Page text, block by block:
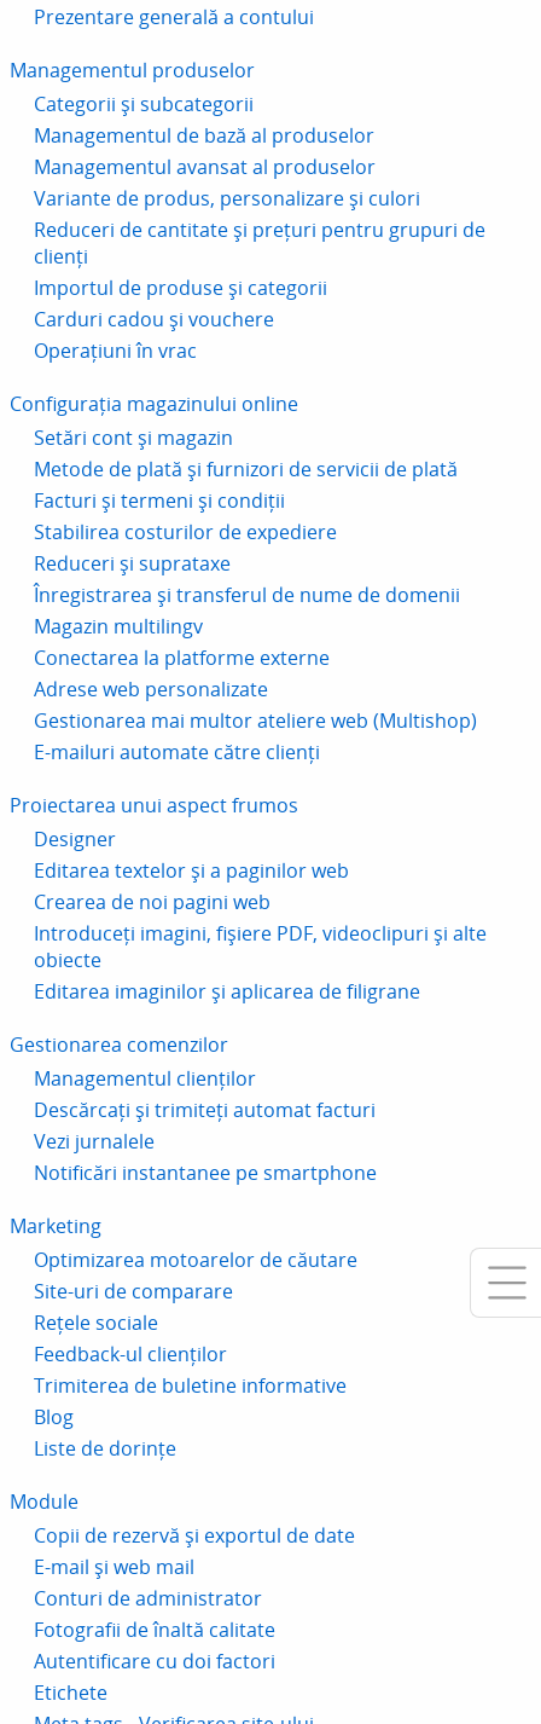
Prezentare generală a contului
Managementul produselor
Categorii și subcategorii
Managementul de bază al produselor
Managementul avansat al produselor
Variante de produs, personalizare și culori
Reduceri de cantitate și prețuri pentru grupuri de
clienți
Importul de produse și categorii
Carduri cadou și vouchere
Operațiuni în vrac
Configurația magazinului online
Setări cont și magazin
Metode de plată și furnizori de servicii de plată
Facturi și termeni și condiții
Stabilirea costurilor de expediere
Reduceri și suprataxe
Înregistrarea și transferul de nume de domenii
Magazin multilingv
Conectarea la platforme externe
Adrese web personalizate
Gestionarea mai multor ateliere web (Multishop)
E-mailuri automate către clienți
Proiectarea unui aspect frumos
Designer
Editarea textelor și a paginilor web
Crearea de noi pagini web
Introduceți imagini, fișiere PDF, videoclipuri și alte
obiecte
Editarea imaginilor și aplicarea de filigrane
Gestionarea comenzilor
Managementul clienților
Descărcați și trimiteți automat facturi
Vezi jurnalele
Notificări instantanee pe smartphone
Marketing
Optimizarea motoarelor de căutare
Site-uri de comparare
Rețele sociale
Feedback-ul clienților
Trimiterea de buletine informative
Blog
Liste de dorințe
Module
Copii de rezervă și exportul de date
E-mail și web mail
Conturi de administrator
Fotografii de înaltă calitate
Autentificare cu doi factori
Etichete